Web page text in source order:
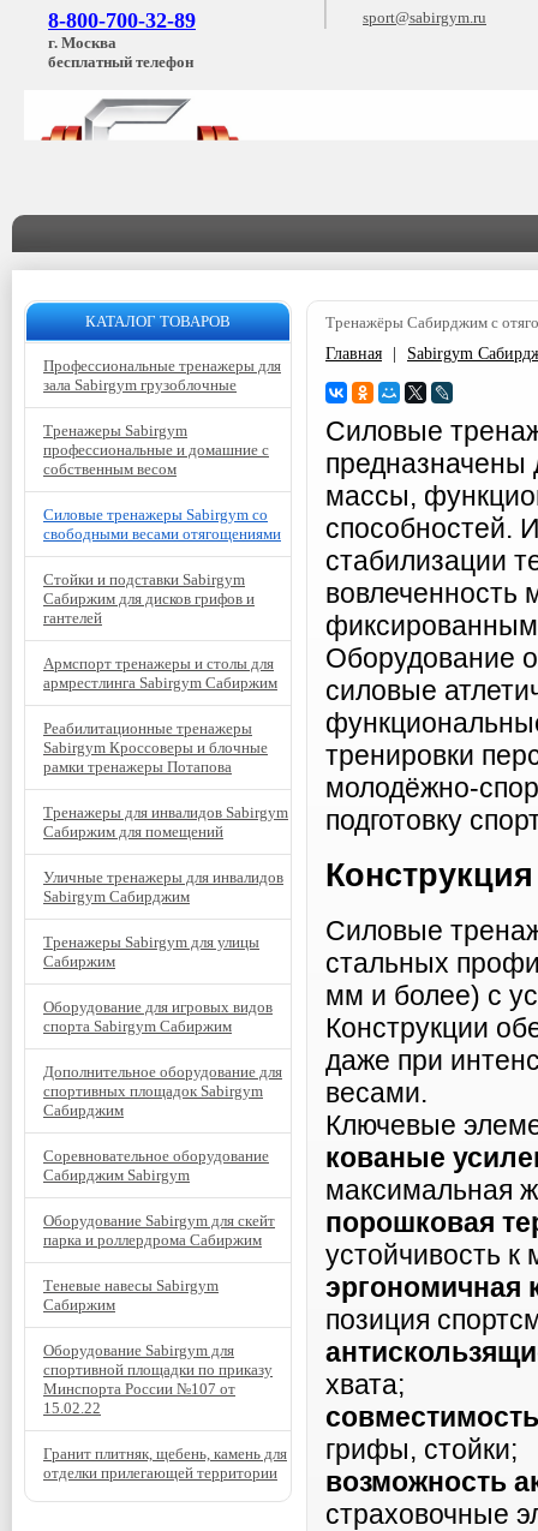
8-800-700-32-89
г. Москва
бесплатный телефон
sport@sabirgym.ru
Тренажёры Сабирджим с
Главная
Sabirgym
Силовые
массы,
способностей.
стабилизации
Оборудование
силовые
тренировки
молодёжно-
подготовку
Силовые
стальных
мм и более) с
Конструкции
даже при
весами.
Ключевые
кованые
максимальная
порошковая
устойчивость
эргономичная
позиция
хвата;
грифы, стойки;
возможность
страховочные
КАТАЛОГ ТОВАРОВ
Профессиональные тренажеры для
зала Sabirgym грузоблочные
Тренажеры Sabirgym
профессиональные и домашние с
собственным весом
Силовые тренажеры Sabirgym со
свободными весами отягощениями
Стойки и подставки Sabirgym
Сабиржим для дисков грифов и
гантелей
Армспорт тренажеры и столы для
армрестлинга Sabirgym Сабиржим
Реабилитационные тренажеры
Sabirgym Кроссоверы и блочные
рамки тренажеры Потапова
Тренажеры для инвалидов Sabirgym
Сабиржим для помещений
Уличные тренажеры для инвалидов
Sabirgym Сабирджим
Тренажеры Sabirgym для улицы
Сабиржим
Оборудование для игровых видов
спорта Sabirgym Сабиржим
Дополнительное оборудование для
спортивных площадок Sabirgym
Сабирджим
Соревновательное оборудование
Сабирджим Sabirgym
Оборудование Sabirgym для скейт
парка и роллердрома Сабиржим
Теневые навесы Sabirgym
Сабиржим
Оборудование Sabirgym для
спортивной площадки по приказу
Минспорта России №107 от
15.02.22
Гранит плитняк, щебень, камень для
отделки прилегающей территории